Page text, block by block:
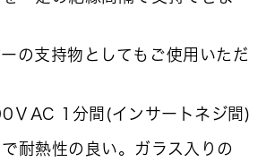
の支持物としてもご使用いただ
1分間(インサートネジ間)
耐熱性の良い。ガラス入りの